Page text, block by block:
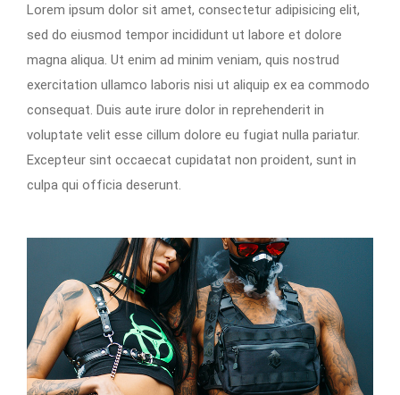
Lorem ipsum dolor sit amet, consectetur adipisicing elit,
sed do eiusmod tempor incididunt ut labore et dolore
magna aliqua. Ut enim ad minim veniam, quis nostrud
exercitation ullamco laboris nisi ut aliquip ex ea commodo
consequat. Duis aute irure dolor in reprehenderit in
voluptate velit esse cillum dolore eu fugiat nulla pariatur.
Excepteur sint occaecat cupidatat non proident, sunt in
culpa qui officia deserunt.